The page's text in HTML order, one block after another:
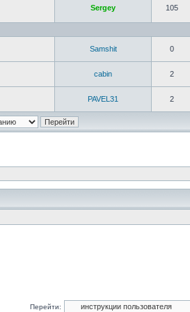
Sergey 105
Samshit 0
cabin 2
PAVEL31 2
Перейти: